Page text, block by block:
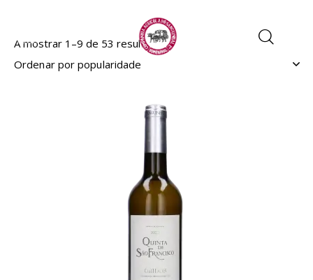
A mostrar 1–9 de 53 resultados